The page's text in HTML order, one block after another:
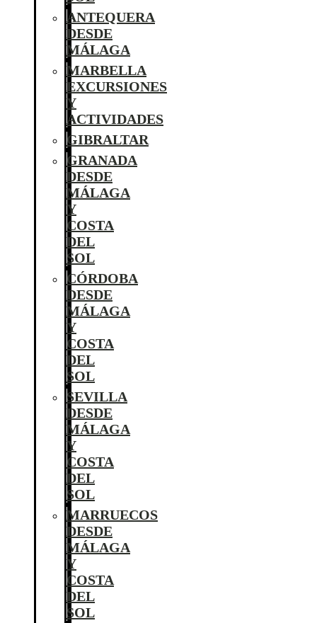
ANTEQUERA
DESDE
MÁLAGA
MARBELLA
EXCURSIONES
Y
ACTIVIDADES
GIBRALTAR
GRANADA
DESDE
MÁLAGA
Y
COSTA
DEL
SOL
CÓRDOBA
DESDE
MÁLAGA
Y
COSTA
DEL
SOL
SEVILLA
DESDE
MÁLAGA
Y
COSTA
DEL
SOL
MARRUECOS
DESDE
MÁLAGA
Y
COSTA
DEL
SOL